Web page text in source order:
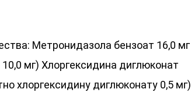
Метронидазола бензоат 16,0 мг
мг) Хлоргексидина диглюконат
хлоргексидину диглюконату 0,5 мг)